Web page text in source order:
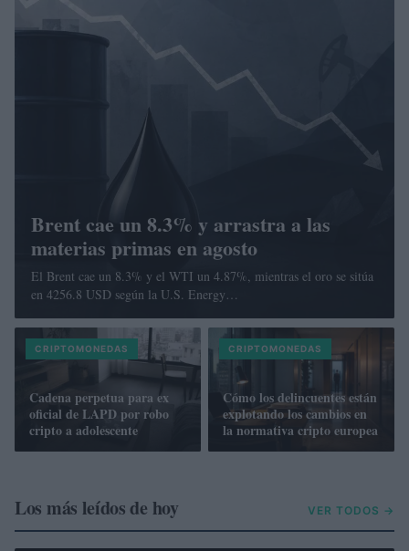
Brent cae un 8.3% y arrastra a las
materias primas en agosto
El Brent cae un 8.3% y el WTI un 4.87%, mientras el oro se sitúa
en 4256.8 USD según la U.S. Energy…
CRIPTOMONEDAS
Cadena perpetua para ex
oficial de LAPD por robo
cripto a adolescente
CRIPTOMONEDAS
Cómo los delincuentes están
explotando los cambios en
la normativa cripto europea
Los más leídos de hoy VER TODOS →